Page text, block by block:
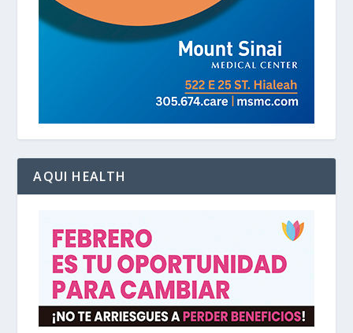
AQUI HEALTH